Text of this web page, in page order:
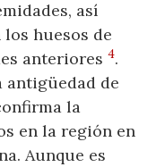
así
huesos de
anteriores4.
antigüedad de
la
en la región en
Aunque es